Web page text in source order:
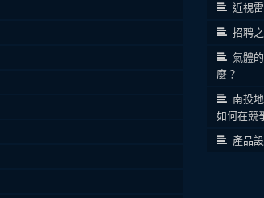
近視
招聘
氣體
麼？
南投
如何在競
產品